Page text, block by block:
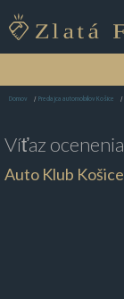
Domov Predajca automobilov Košice
Víťaz ocenenia
Auto Klub Košice